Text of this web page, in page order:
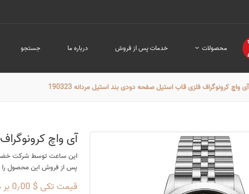
محصولات خدمات پس از فروش درباره ما جستجو
آی واچ کرونوگراف فلزی قاب استیل صفحه دودی بند استیل مردانه 190323
آی واچ
این ساعت توسط شرکت
پس از فروش این محصول
قیمت تکی $ 0٫00 بر مبنای دلار 80 هزار تومان